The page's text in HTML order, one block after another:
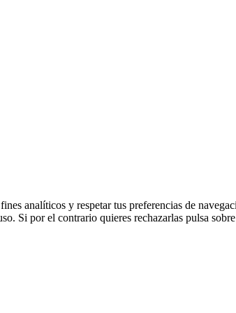
analíticos y respetar tus preferencias de
Si por el contrario quieres rechazarlas pulsa